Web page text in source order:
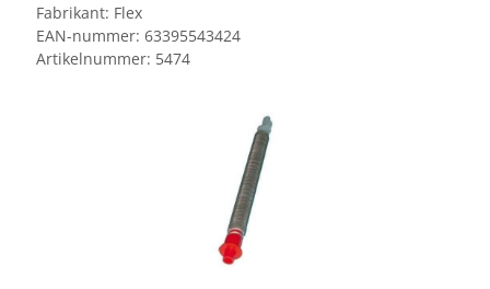
Fabrikant: Flex
EAN-nummer: 63395543424
Artikelnummer: 5474